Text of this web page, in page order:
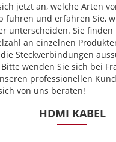
jetzt an, welche Arten
führen und erfahren Sie,
unterscheiden. Sie
an einzelnen
Steckverbindungen
wenden Sie sich bei
professionellen
von uns beraten!
HDMI KABEL